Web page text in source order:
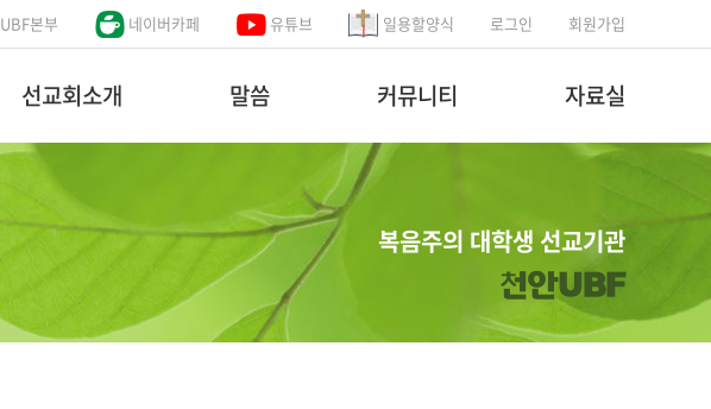
UBF본부 네이버카페 유튜브 일용할양식 로그인 회원가입
선교회소개 말씀 커뮤니티 자료실
복음주의 대학생 선교기관
천안UBF